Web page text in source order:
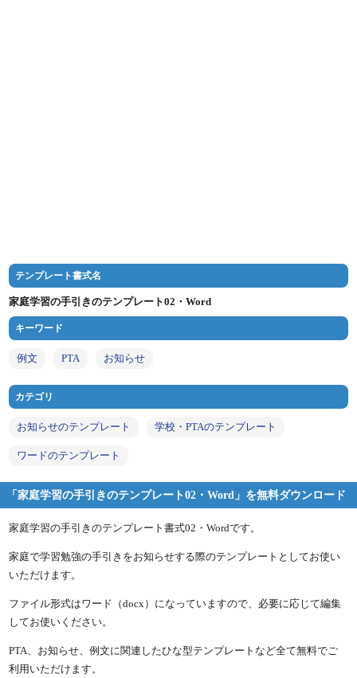
テンプレート書式名
家庭学習の手引きのテンプレート02・Word
キーワード
例文 PTA お知らせ
カテゴリ
お知らせのテンプレート 学校・PTAのテンプレート
ワードのテンプレート
「家庭学習の手引きのテンプレート02・Word」を無料ダウンロード
家庭学習の手引きのテンプレート書式02・Wordです。
家庭で学習勉強の手引きをお知らせする際のテンプレートとしてお使い
いただけます。
ファイル形式はワード（docx）になっていますので、必要に応じて編集
してお使いください。
PTA、お知らせ、例文に関連したひな型テンプレートなど全て無料でご
利用いただけます。